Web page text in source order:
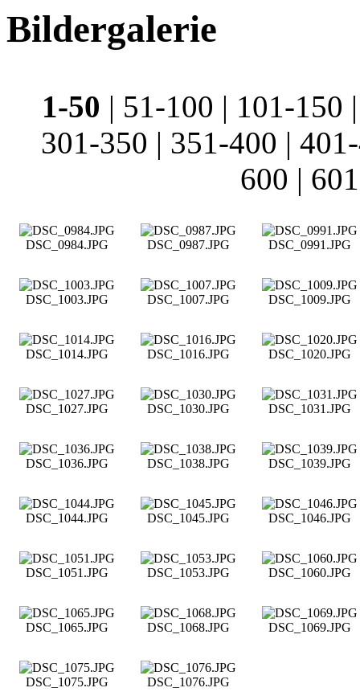
Bildergalerie
1-50 | 51-100 | 101-150
301-350 | 351-400 |
600 |
DSC_0984.JPG DSC_0987.JPG DSC_0991.JPG
DSC_1003.JPG DSC_1007.JPG DSC_1009.JPG
DSC_1014.JPG DSC_1016.JPG DSC_1020.JPG
DSC_1027.JPG DSC_1030.JPG DSC_1031.JPG
DSC_1036.JPG DSC_1038.JPG DSC_1039.JPG
DSC_1044.JPG DSC_1045.JPG DSC_1046.JPG
DSC_1051.JPG DSC_1053.JPG DSC_1060.JPG
DSC_1065.JPG DSC_1068.JPG DSC_1069.JPG
DSC_1075.JPG DSC_1076.JPG